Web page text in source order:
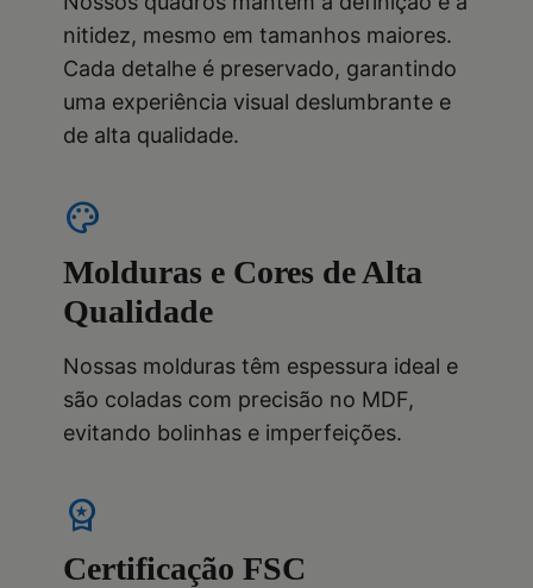
nitidez, mesmo em tamanhos maiores.
Cada detalhe é preservado, garantindo
uma experiência visual deslumbrante e
de alta qualidade.
palette
Molduras e Cores de Alta
Qualidade
Nossas molduras têm espessura ideal e
são coladas com precisão no MDF,
evitando bolinhas e imperfeições.
workspace_premium
Certificação FSC